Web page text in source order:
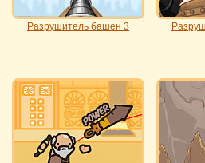
Разрушитель башен 3